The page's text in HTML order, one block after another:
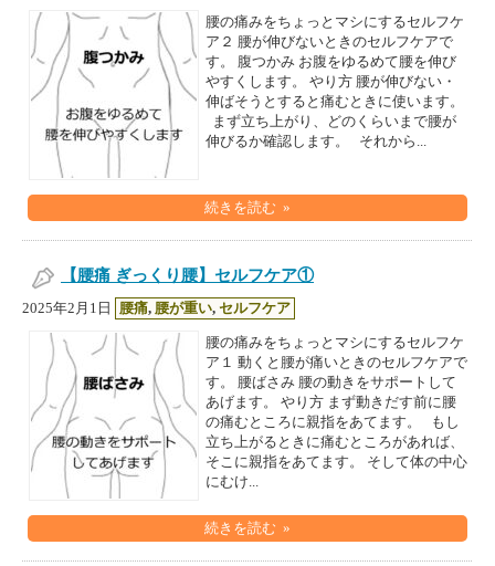
腰の痛みをちょっとマシにするセルフケ
ア２ 腰が伸びないときのセルフケアで
す。 腹つかみ お腹をゆるめて腰を伸び
やすくします。 やり方 腰が伸びない・
伸ばそうとすると痛むときに使います。
まず立ち上がり、どのくらいまで腰が
伸びるか確認します。 それから...
続きを読む »
【腰痛 ぎっくり腰】セルフケア①
2025年2月1日 腰痛, 腰が重い, セルフケア
腰の痛みをちょっとマシにするセルフケ
ア１ 動くと腰が痛いときのセルフケアで
す。 腰ばさみ 腰の動きをサポートして
あげます。 やり方 まず動きだす前に腰
の痛むところに親指をあてます。 もし
立ち上がるときに痛むところがあれば、
そこに親指をあてます。 そして体の中心
にむけ...
続きを読む »